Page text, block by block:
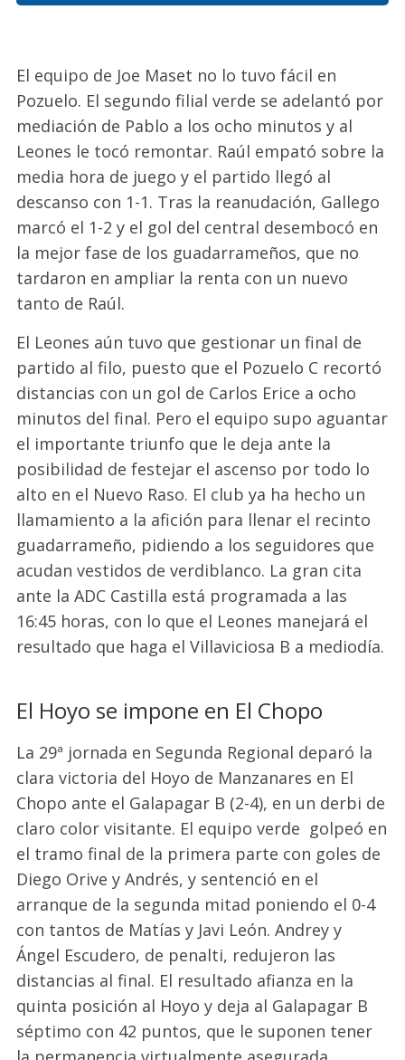
El equipo de Joe Maset no lo tuvo fácil en
Pozuelo. El segundo filial verde se adelantó por
mediación de Pablo a los ocho minutosy al
Leones le tocó remontar. Raúl empató sobre la
media hora de juego y el partido llegó al
descanso con 1-1. Tras la reanudación, Gallego
marcó el 1-2 y el gol del central desembocó en
la mejor fase de los guadarrameños, que no
tardaron en ampliar la renta con un nuevo
tanto de Raúl.
El Leones aún tuvo que gestionar un final de
partido al filo, puesto que el Pozuelo C recortó
distancias con un gol de Carlos Erice a ocho
minutos del final. Pero el equipo supo aguantar
el importante triunfo que le deja ante la
posibilidad de festejar el ascenso por todo lo
alto en el Nuevo Raso. El club ya ha hecho un
llamamiento a la afición para llenar el recinto
guadarrameño, pidiendo a los seguidores que
acudan vestidos de verdiblanco. La gran cita
ante la ADC Castilla está programada a las
16:45 horas, con lo que el Leones manejará el
resultado que haga el Villaviciosa B a mediodía.
El Hoyo se impone en El Chopo
La 29ª jornada en Segunda Regional deparó la
clara victoria del Hoyo de Manzanares en El
Chopo ante el Galapagar B (2-4), en un derbi de
claro color visitante. El equipoverde golpeó en
el tramo final de la primera parte con goles de
Diego Orive y Andrés, y sentenció en el
arranque de la segunda mitad poniendo el 0-4
con tantos de Matías y Javi León. Andrey y
Ángel Escudero, de penalti, redujeron las
distancias al final. El resultado afianza en la
quinta posición al Hoyo y deja al Galapagar B
séptimo con 42 puntos, que le suponen tener